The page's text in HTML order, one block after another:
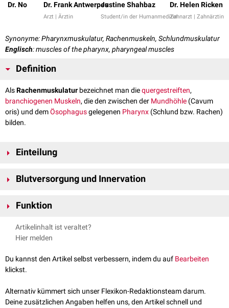
Dr. No Dr. Frank Antwerpes
Arzt | Ärztin
Justine Shahbaz
Student/in der Humanmedizin
Dr. Helen Ricken
Zahnarzt | Zahnärztin
Synonyme: Pharynxmuskulatur, Rachenmuskeln, Schlundmuskulatur
Englisch: muscles of the pharynx, pharyngeal muscles
Definition
AlsRachenmuskulatur bezeichnet man diequergestreiften,
branchiogenen Muskeln, die den zwischen der Mundhöhle (Cavum
oris) und demÖsophagusgelegenen Pharynx (Schlund bzw. Rachen)
bilden.
Einteilung
Musculus constrictor pharyngis superior
Musculus constrictor pharyngis inferior
Musculus palatopharyngeus
Musculus salpingopharyngeus
Blutversorgung und Innervation
carotis externa. Innerviert werden die Muskeln vom
Funktion
Die Rachenmuskulatur unterstützt den
Nahrung in Richtung des Ösophagus.
Artikelinhalt ist veraltet?
Hier melden
Du kannst den Artikel selbst verbessern, indem du auf Bearbeiten
klickst.
Alternativ kümmert sich unser Flexikon-Redaktionsteam darum.
Deine zusätzlichen Angaben helfen uns, den Artikel schnell und